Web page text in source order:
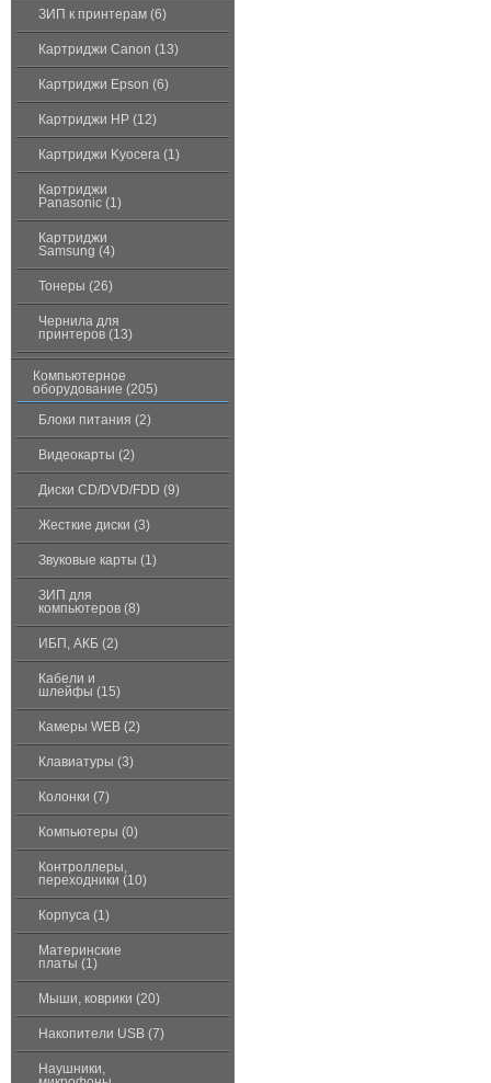
ЗИП к принтерам (6)
Картриджи Canon (13)
Картриджи Epson (6)
Картриджи HP (12)
Картриджи Kyocera (1)
Картриджи
Panasonic (1)
Картриджи
Samsung (4)
Тонеры (26)
Чернила для
принтеров (13)
Компьютерное
оборудование (205)
Блоки питания (2)
Видеокарты (2)
Диски CD/DVD/FDD (9)
Жесткие диски (3)
Звуковые карты (1)
ЗИП для
компьютеров (8)
ИБП, АКБ (2)
Кабели и
шлейфы (15)
Камеры WEB (2)
Клавиатуры (3)
Колонки (7)
Компьютеры (0)
Контроллеры,
переходники (10)
Корпуса (1)
Материнские
платы (1)
Мыши, коврики (20)
Накопители USB (7)
Наушники,